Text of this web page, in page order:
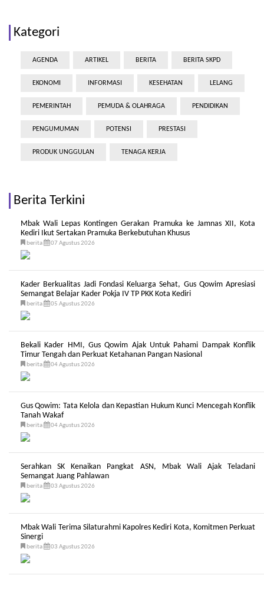
Kategori
AGENDA ARTIKEL BERITA BERITA SKPD
EKONOMI INFORMASI KESEHATAN LELANG
PEMERINTAH PEMUDA & OLAHRAGA PENDIDIKAN
PENGUMUMAN POTENSI PRESTASI
PRODUK UNGGULAN TENAGA KERJA
Berita Terkini
Mbak Wali Lepas Kontingen Gerakan Pramuka ke Jamnas XII, Kota
Kediri Ikut Sertakan Pramuka Berkebutuhan Khusus
berita 07 Agustus 2026
Kader Berkualitas Jadi Fondasi Keluarga Sehat, Gus Qowim Apresiasi
Semangat Belajar Kader Pokja IV TP PKK Kota Kediri
berita 05 Agustus 2026
Bekali Kader HMI, Gus Qowim Ajak Untuk Pahami Dampak Konflik
Timur Tengah dan Perkuat Ketahanan Pangan Nasional
berita 04 Agustus 2026
Gus Qowim: Tata Kelola dan Kepastian Hukum Kunci Mencegah Konflik
Tanah Wakaf
berita 04 Agustus 2026
Serahkan SK Kenaikan Pangkat ASN, Mbak Wali Ajak Teladani
Semangat Juang Pahlawan
berita 03 Agustus 2026
Mbak Wali Terima Silaturahmi Kapolres Kediri Kota, Komitmen Perkuat
Sinergi
berita 03 Agustus 2026